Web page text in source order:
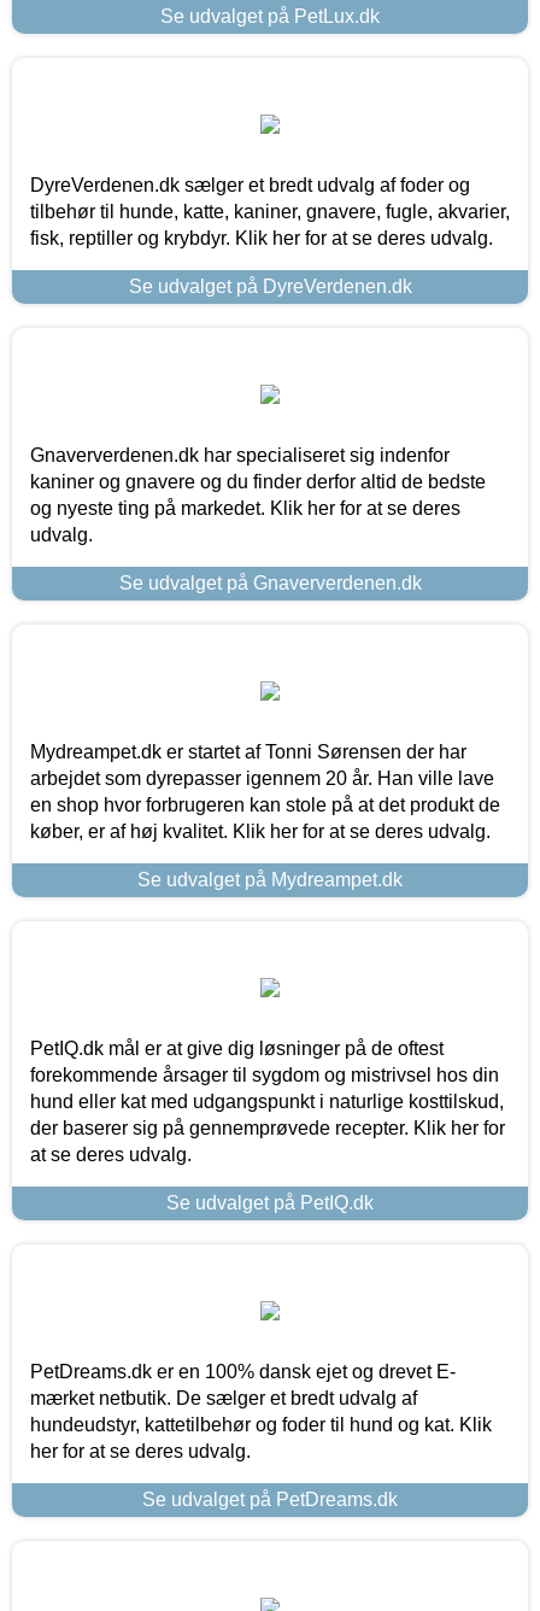
Se udvalget på PetLux.dk
DyreVerdenen.dk sælger et bredt udvalg af foder og
tilbehør til hunde, katte, kaniner, gnavere, fugle, akvarier,
fisk, reptiller og krybdyr. Klik her for at se deres udvalg.
Se udvalget på DyreVerdenen.dk
Gnaververdenen.dk har specialiseret sig indenfor
kaniner og gnavere og du finder derfor altid de bedste
og nyeste ting på markedet. Klik her for at se deres
udvalg.
Se udvalget på Gnaververdenen.dk
Mydreampet.dk er startet af Tonni Sørensen der har
arbejdet som dyrepasser igennem 20 år. Han ville lave
en shop hvor forbrugeren kan stole på at det produkt de
køber, er af høj kvalitet. Klik her for at se deres udvalg.
Se udvalget på Mydreampet.dk
PetIQ.dk mål er at give dig løsninger på de oftest
forekommende årsager til sygdom og mistrivsel hos din
hund eller kat med udgangspunkt i naturlige kosttilskud,
der baserer sig på gennemprøvede recepter. Klik her for
at se deres udvalg.
Se udvalget på PetIQ.dk
PetDreams.dk er en 100% dansk ejet og drevet E-
mærket netbutik. De sælger et bredt udvalg af
hundeudstyr, kattetilbehør og foder til hund og kat. Klik
her for at se deres udvalg.
Se udvalget på PetDreams.dk